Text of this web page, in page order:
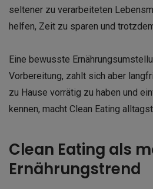
seltener zu verarbeiteten
helfen, Zeit zu sparen und
Eine bewusste
Vorbereitung, zahlt sich aber
zu Hause vorrätig zu haben und
kennen, macht Clean Eating
Clean Eating als
Ernährungstrend